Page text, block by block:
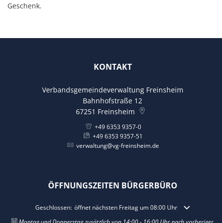
Geschenk.
KONTAKT
Verbandsgemeindeverwaltung Freinsheim
Bahnhofstraße 12
67251 Freinsheim
+49 6353 9357-0
+49 6353 9357-51
verwaltung@vg-freinsheim.de
ÖFFNUNGSZEITEN BÜRGERBÜRO
Klicken, um weitere Öffnungs- oder Schließzeiten auszublenden
Geschlossen: öffnet nächsten Freitag um 08:00 Uhr